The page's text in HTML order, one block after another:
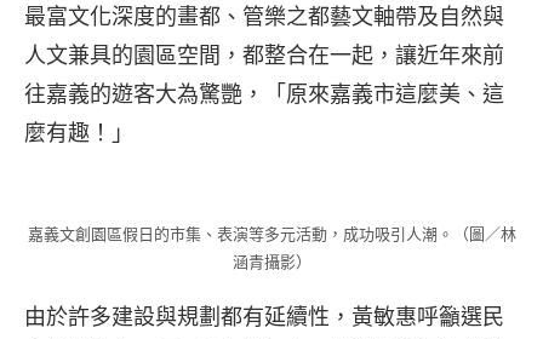
最富文化深度的畫都、管樂之都藝文軸帶及自然與
人文兼具的園區空間，都整合在一起，讓近年來前
往嘉義的遊客大為驚艷，「原來嘉義市這麼美、這
麼有趣！」
嘉義文創園區假日的市集、表演等多元活動，成功吸引人潮。（圖／林
涵青攝影）
由於許多建設與規劃都有延續性，黃敏惠呼籲選民